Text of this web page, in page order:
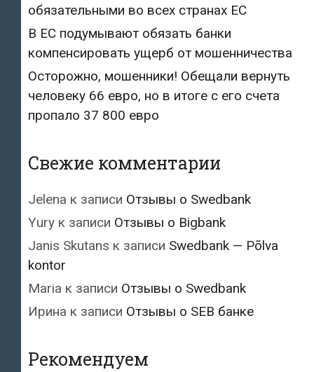
обязательными во всех странах ЕС
В ЕС подумывают обязать банки
компенсировать ущерб от мошенничества
Осторожно, мошенники! Обещали вернуть
человеку 66 евро, но в итоге с его счета
пропало 37 800 евро
Свежие комментарии
Jelena к записи Отзывы о Swedbank
Yury к записи Отзывы о Bigbank
Janis Skutans к записи Swedbank — Põlva
kontor
Maria к записи Отзывы о Swedbank
Ирина к записи Отзывы о SEB банке
Рекомендуем